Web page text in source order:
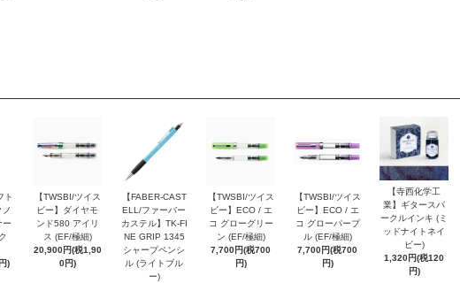
ト
ー
)
【TWSBI/ツイス
ビー】ダイヤモ
ンド580 アイリ
ス (EF/極細)
20,900円(税1,90
0円)
【FABER-CAST
ELL/ファーバー
カステル】TK-FI
NE GRIP 1345
シャープペンシ
ル (ライトブル
ー)
【TWSBI/ツイス
ビー】ECO / エ
コ グローグリー
ン (EF/極細)
7,700円(税700
円)
【TWSBI/ツイス
ビー】ECO / エ
コ グローパープ
ル (EF/極細)
7,700円(税700
円)
【寺西化学工
業】ギタースパ
ークルインキ (ミ
ッドナイトネイ
ビー)
1,320円(税120
円)